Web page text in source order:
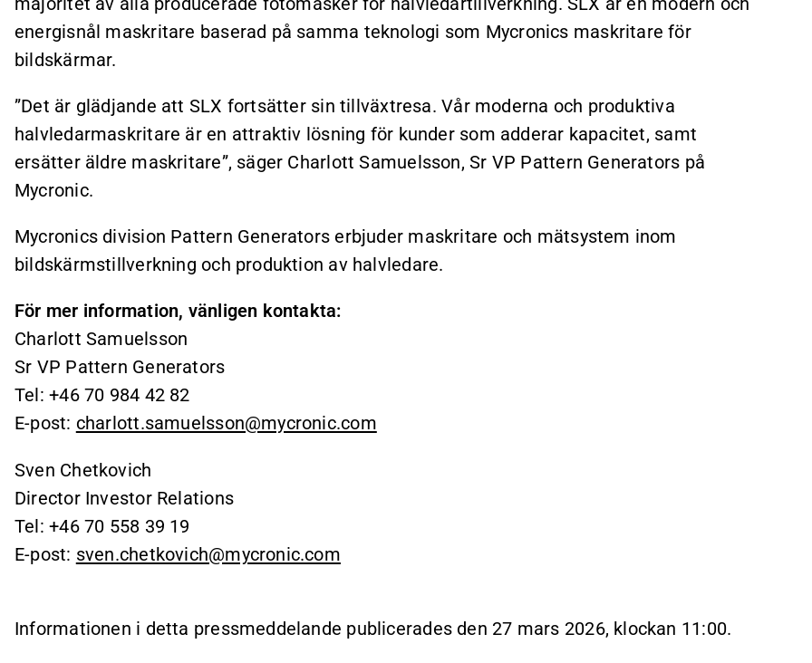
energisnål maskritare baserad på samma teknologi som Mycronics maskritare för
bildskärmar.
”Det är glädjande att SLX fortsätter sin tillväxtresa. Vår moderna och produktiva
halvledarmaskritare är en attraktiv lösning för kunder som adderar kapacitet, samt
ersätter äldre maskritare”, säger Charlott Samuelsson, Sr VP Pattern Generators på
Mycronic.
Mycronics division Pattern Generators erbjuder maskritare och mätsystem inom
bildskärmstillverkning och produktion av halvledare.
För mer information, vänligen kontakta:
Charlott Samuelsson
Sr VP Pattern Generators
Tel: +46 70 984 42 82
E-post: charlott.samuelsson@mycronic.com
Sven Chetkovich
Director Investor Relations
Tel: +46 70 558 39 19
E-post: sven.chetkovich@mycronic.com
Informationen i detta pressmeddelande publicerades den 27 mars 2026, klockan 11:00.